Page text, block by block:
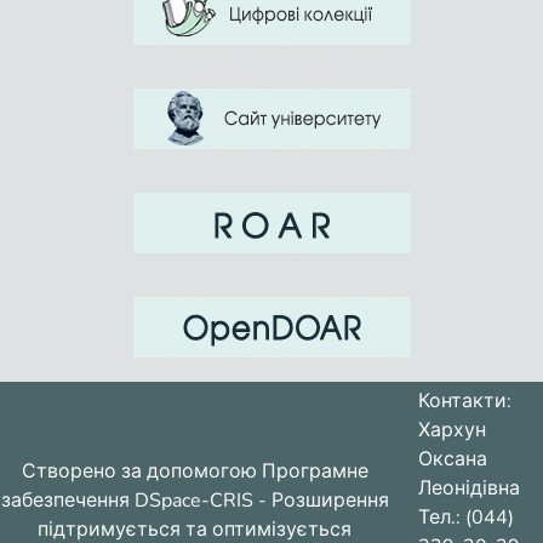
Створено за допомогою Програмне
забезпечення DSpace-CRIS - Розширення
підтримується та оптимізується
Контакти:
Хархун
Оксана
Леонідівна
Тел.: (044)